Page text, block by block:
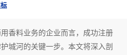
香料业务的企业而言，成功注册
城河的关键一步。本文将深入剖